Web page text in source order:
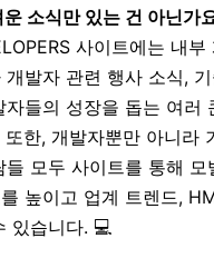
운 소식만 있는 건 아닌가
사이트에는 내부
개발자 관련 행사 소식,
자들의 성장을 돕는 여러
또한, 개발자뿐만 아니라
들 모두 사이트를 통해 모
높이고 업계 트렌드,
있습니다. 💻